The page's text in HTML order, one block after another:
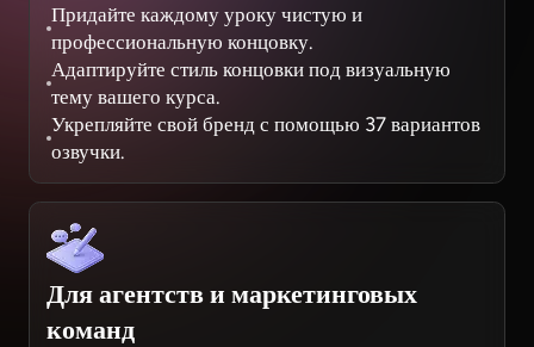
Придайте каждому уроку чистую и
профессиональную концовку.
Адаптируйте стиль концовки под визуальную
тему вашего курса.
Укрепляйте свой бренд с помощью 37 вариантов
озвучки.
Для агентств и маркетинговых
команд